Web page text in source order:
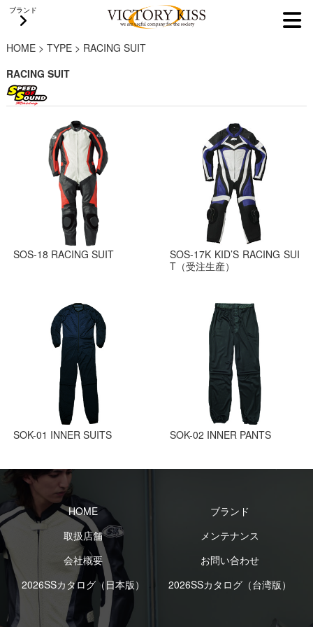
ブランド
HOME> TYPE> RACING SUIT
RACING SUIT
SOS-18 RACING SUIT
SOS-17K KID’S RACING SUI
T（受注生産）
SOK-01 INNER SUITS SOK-02 INNER PANTS
HOME
ブランド
取扱店舗
メンテナンス
会社概要
お問い合わせ
2026SSカタログ（日本版）
2026SSカタログ（台湾版）